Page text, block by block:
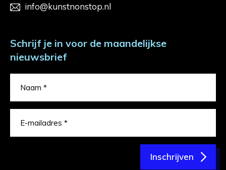
info@kunstnonstop.nl
Schrijf je in voor de maandelijkse
nieuwsbrief
Inschrijven